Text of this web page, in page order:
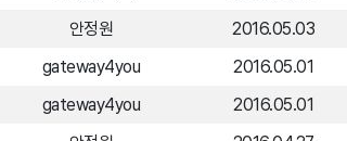
안정원 2016.05.03
gateway4you 2016.05.01
gateway4you 2016.05.01